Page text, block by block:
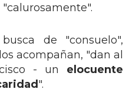
de "consuelo",
acompañan, "dan al
- un elocuente
".